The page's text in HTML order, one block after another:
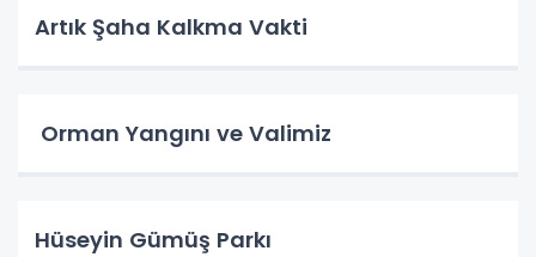
Artık Şaha Kalkma Vakti
Orman Yangını ve Valimiz
Hüseyin Gümüş Parkı